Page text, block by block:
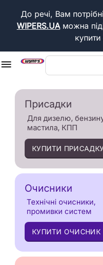
До речі, Вам
WIPERS.UAможна
Присадки
Для дизелю,
мастила, КПП
КУПИТИ
Очисники
Технічні очисники,
промивки систем
КУПИТИ ОЧИСНИК